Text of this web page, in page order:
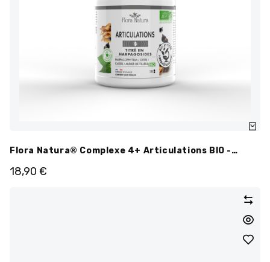
Flora Natura® Complexe 4+ Articulations BIO -
Gélules
18,90 €